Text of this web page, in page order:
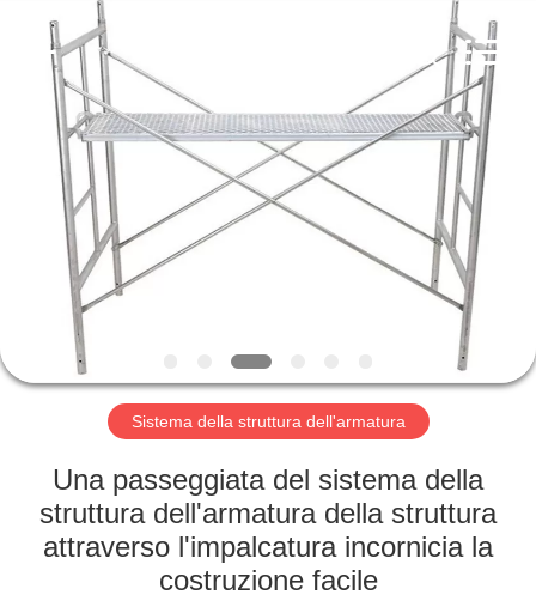
BENVENUTO
PRODOTTI
NOI
DELLA
FABBRICA
CONTROLLO
Formwork
Reserved.
Sistema della struttura dell'armatura
Una passeggiata del sistema della
struttura dell'armatura della struttura
attraverso l'impalcatura incornicia la
costruzione facile